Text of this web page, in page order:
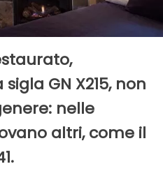
GN X215, non
nelle
altri, come il